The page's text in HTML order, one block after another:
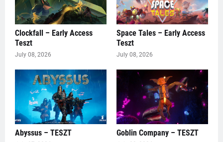
Clockfall – Early Access
Teszt
July 08, 2026
Space Tales – Early Access
Teszt
July 08, 2026
Abyssus – TESZT Goblin Company – TESZT